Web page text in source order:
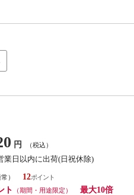
円 （税込）
業日以内に出荷(日祝休除)
常）
12
ト
（期間・用途限定）
最大10倍